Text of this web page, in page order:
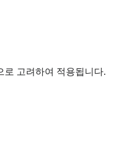
로 고려하여 적용됩니다.